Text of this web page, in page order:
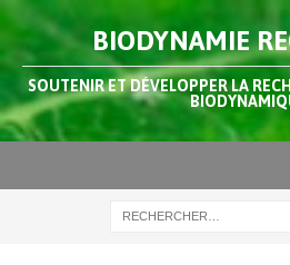
BIODYNAMIE
SOUTENIR ET DÉVELOPPER LA